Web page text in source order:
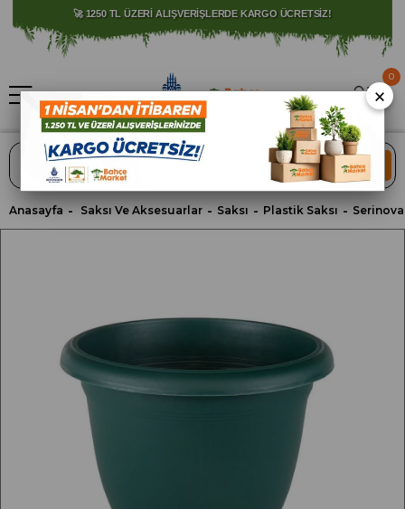
🚀 1250 TL ÜZERİ ALIŞVERİŞLERDE KARGO ÜCRETSİZ!
⚠️ SATIŞLARIMIZ YALNIZCA İSTANBUL İLİ İLE SINIRLIDIR.
ARA
0
Anasayfa Saksı Ve Aksesuarlar Saksı Plastik Saksı
×